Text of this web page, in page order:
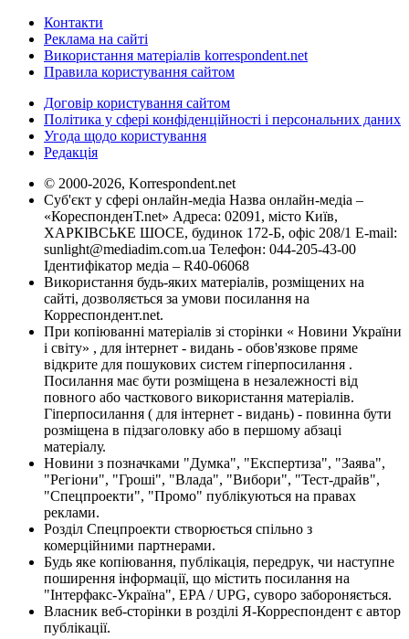
Контакти
Реклама на сайті
Використання матеріалів korrespondent.net
Правила користування сайтом
Договір користування сайтом
Політика у сфері конфіденційності і персональних даних
Угода щодо користування
Редакція
© 2000-2026, Korrespondent.net
Суб'єкт у сфері онлайн-медіа Назва онлайн-медіа –
«КореспонденТ.net» Адреса: 02091, місто Київ,
ХАРКІВСЬКЕ ШОСЕ, будинок 172-Б, офіс 208/1 E-mail:
sunlight@mediadim.com.ua Телефон: 044-205-43-00
Ідентифікатор медіа – R40-06068
Використання будь-яких матеріалів, розміщених на
сайті, дозволяється за умови посилання на
Корреспондент.net.
При копіюванні матеріалів зі сторінки « Новини України
і світу» , для інтернет - видань - обов'язкове пряме
відкрите для пошукових систем гіперпосилання .
Посилання має бути розміщена в незалежності від
повного або часткового використання матеріалів.
Гіперпосилання ( для інтернет - видань) - повинна бути
розміщена в підзаголовку або в першому абзаці
матеріалу.
Новини з позначками "Думка", "Експертиза", "Заява",
"Регіони", "Гроші", "Влада", "Вибори", "Тест-драйв",
"Спецпроекти", "Промо" публікуються на правах
реклами.
Розділ Спецпроекти створюється спільно з
комерційними партнерами.
Будь яке копіювання, публікація, передрук, чи наступне
поширення інформації, що містить посилання на
"Інтерфакс-Україна", EPA / UPG, суворо забороняється.
Власник веб-сторінки в розділі Я-Корреспондент є автор
публікації.